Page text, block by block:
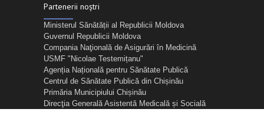
Partenerii noștri
Ministerul Sănătății al Republicii Moldova
Guvernul Republicii Moldova
Compania Naţională de Asigurări în Medicină
USMF "Nicolae Testemițanu"
Agenția Națională pentru Sănătate Publică
Centrul de Sănătate Publică din Chișinău
Primăria Municipiului Chișinău
Direcţia Generală Asistentă Medicală și Socială